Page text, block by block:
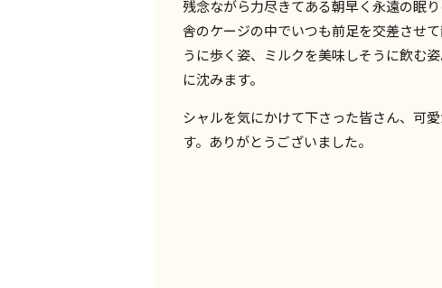
残念ながら力尽きてある朝早く永遠の眠
舎のケージの中でいつも前足を交差させ
うに歩く姿、ミルクを美味しそうに飲む
に沈みます。
シャルを気にかけて下さった皆さん、可
す。ありがとうございました。